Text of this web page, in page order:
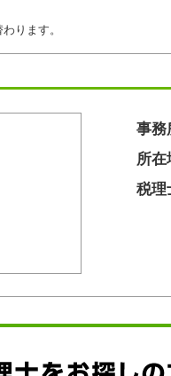
ります。
事務
所在
税理